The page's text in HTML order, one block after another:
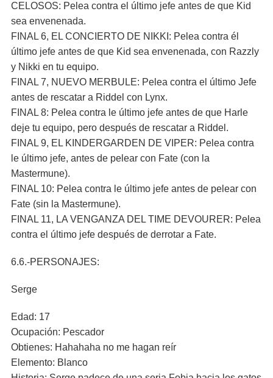
CELOSOS: Pelea contra el último jefe antes de que Kid
sea envenenada.
FINAL 6, EL CONCIERTO DE NIKKI: Pelea contra él
último jefe antes de que Kid sea envenenada, con Razzly
y Nikki en tu equipo.
FINAL 7, NUEVO MERBULE: Pelea contra el último Jefe
antes de rescatar a Riddel con Lynx.
FINAL 8: Pelea contra le último jefe antes de que Harle
deje tu equipo, pero después de rescatar a Riddel.
FINAL 9, EL KINDERGARDEN DE VIPER: Pelea contra
le último jefe, antes de pelear con Fate (con la
Mastermune).
FINAL 10: Pelea contra le último jefe antes de pelear con
Fate (sin la Mastermune).
FINAL 11, LA VENGANZA DEL TIME DEVOURER: Pelea
contra el último jefe después de derrotar a Fate.
6.6.-PERSONAJES:
Serge
Edad: 17
Ocupación: Pescador
Obtienes: Hahahaha no me hagan reír
Elemento: Blanco